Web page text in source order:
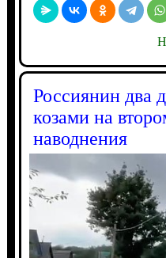
Россиянин два
козами на
наводнения